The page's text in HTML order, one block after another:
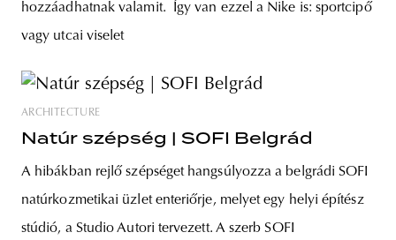
hozzáadhatnak valamit. Így van ezzel a Nike is: sportcipő
vagy utcai viselet
ARCHITECTURE
Natúr szépség | SOFI Belgrád
A hibákban rejlő szépséget hangsúlyozza a belgrádi SOFI
natúrkozmetikai üzlet enteriőrje, melyet egy helyi építész
stúdió, a Studio Autori tervezett. A szerb SOFI